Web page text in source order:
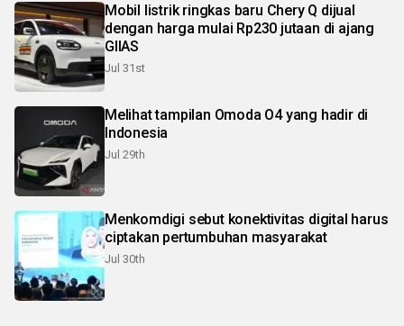
Mobil listrik ringkas baru Chery Q dijual
dengan harga mulai Rp230 jutaan di ajang
GIIAS
Jul 31st
Melihat tampilan Omoda O4 yang hadir di
Indonesia
Jul 29th
Menkomdigi sebut konektivitas digital harus
ciptakan pertumbuhan masyarakat
Jul 30th